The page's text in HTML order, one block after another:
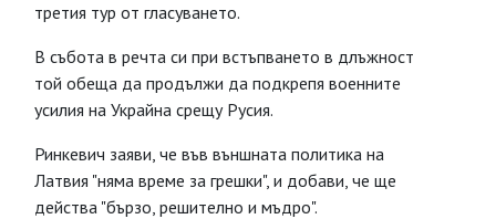
третия тур от гласуването.
В събота в речта си при встъпването в длъжност
той обеща да продължи да подкрепя военните
усилия на Украйна срещу Русия.
Ринкевич заяви, че във външната политика на
Латвия "няма време за грешки", и добави, че ще
действа "бързо, решително и мъдро".